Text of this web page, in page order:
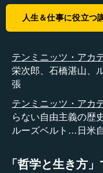
―― なるほど。
家やケインズ主義的
はあるのですが、自
いる点では、旧来の
―― それは、ケイン
うことになるのですか
柿埜 ケインズ本人も
人生＆仕事に役立つ
テンミニッツ・アカ
栄次郎、石橋湛山、
張
テンミニッツ・アカ
らない自由主義の歴
ルーズベルト…日米
「哲学と生き方